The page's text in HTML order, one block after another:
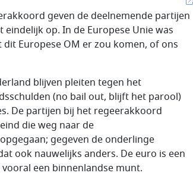
geven de deelnemende partijen
op. In de Europese Unie was
Europese OM er zou komen, of ons
blijven pleiten tegen het
(no bail out, blijft het parool)
De partijen bij het regeerakkoord
die weg naar de
gegeven de onderlinge
ook nauwelijks anders. De euro is een
een binnenlandse munt.